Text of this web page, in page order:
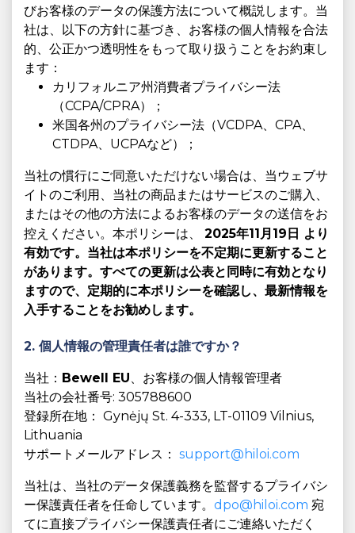
びお客様のデータの保護方法について概説します。当
社は、以下の方針に基づき、お客様の個人情報を合法
的、公正かつ透明性をもって取り扱うことをお約束し
ます：
カリフォルニア州消費者プライバシー法
（CCPA/CPRA）；
米国各州のプライバシー法（VCDPA、CPA、
CTDPA、UCPAなど）；
当社の慣行にご同意いただけない場合は、当ウェブサ
イトのご利用、当社の商品またはサービスのご購入、
またはその他の方法によるお客様のデータの送信をお
控えください。本ポリシーは、 2025年11月19日 より
有効です。当社は本ポリシーを不定期に更新すること
があります。すべての更新は公表と同時に有効となり
ますので、定期的に本ポリシーを確認し、最新情報を
入手することをお勧めします。
2. 個人情報の管理責任者は誰ですか？
当社： Bewell EU、お客様の個人情報管理者
当社の会社番号: 305788600
登録所在地： Gynėjų St. 4-333, LT-01109 Vilnius,
Lithuania
サポートメールアドレス： support@hiloi.com
当社は、当社のデータ保護義務を監督するプライバシ
ー保護責任者を任命しています。 dpo@hiloi.com 宛
てに直接プライバシー保護責任者にご連絡いただく